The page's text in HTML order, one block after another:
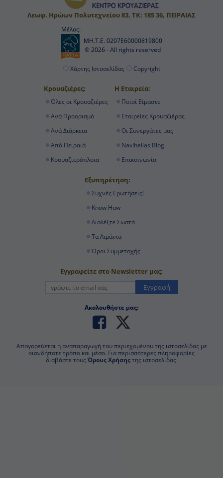
Αποβίβαση
Λεωφ. Ηρώων Πολυτεχνείου 83, ΤΚ: 185 36, ΠΕΙΡΑΙΑΣ
Μέλος:
ΜΗ.Τ.Ε. 0207Ε60000819800
© 2026 - All rights reserved
Χάρτης Ιστοσελίδας Copyright
Κρουαζιέρες:
Όλες οι Κρουαζιέρες
Ανά Προορισμό
Ανά Διάρκεια
Από Πειραιά
Κρουαζιερόπλοια
Η Εταιρεία:
Ποιοί Είμαστε
Εταιρείες Κρουαζιέρας
Οι Συνεργάτες μας
Navihellas Blog
Επικοινωνία
Εξυπηρέτηση:
Συχνές Ερωτήσεις!
Know How
Διαλέξτε Σωστά
Τα Λιμάνια
Όροι Συμμετοχής
Εγγραφείτε στο Newsletter μας:
Εγγραφή
Ακολουθήστε μας:
Απαγορεύεται η αναπαραγωγή του περιεχομένου της ιστοσελίδας με
οιανδήποτε τρόπο και μέσο. Για περισσότερες πληροφορίες
διαβάστε τουςΌρους Χρήσηςτης ιστοσελίδας.